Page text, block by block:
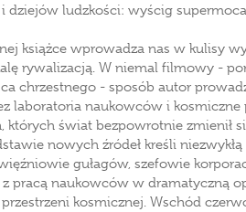
dziejów ludzkości: wyścig
książce wprowadza nas w kulisy
rywalizacją. W niemal filmowy -
chrzestnego - sposób autor
laboratoria naukowców i kosmiczne
których świat bezpowrotnie zmienił
nowych źródeł kreśli
gułagów, szefowie
pracą naukowców w dramatyczną
kosmicznej. Wschód